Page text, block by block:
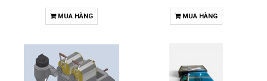
MUA HÀNG MUA HÀNG